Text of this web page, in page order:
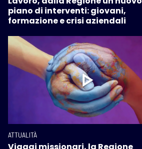
piano di interventi: giovani,
formazione e crisi aziendali
ATTUALITÀ